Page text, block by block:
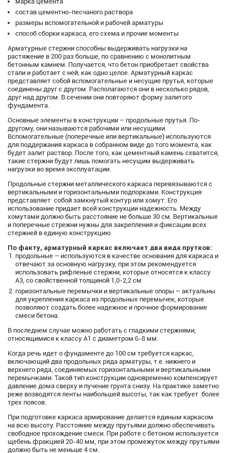
состав цементно-песчаного раствора
размеры вспомогательной и рабочей арматуры
способ сборки каркаса, его схема и прочие моменты
Арматурные стержни способны выдерживать нагрузки на
растяжение в 200 раз больше, по сравнению с монолитным
бетонным камнем. Получается, что бетон приобретает свойства
стали и работает с ней, как одно целое. Арматурный каркас
представляет собой вспомогательные и несущие прутья, которые
соединены друг с другом. Располагаются они в несколько рядов,
друг над другом. В сечении они повторяют форму залитого
фундамента.
Основные элементы в конструкции – продольные прутья. По-
другому, они называются рабочими или несущими.
Вспомогательные (поперечные или вертикальные) используются
для поддержания каркаса в собранном виде до того момента, как
будет залит раствор. После того, как цементный камень схватится,
такие стержни будут лишь помогать несущим выдерживать
нагрузки во время эксплуатации.
Продольные стержни металлического каркаса перевязываются с
вертикальными и горизонтальными подпорками. Конструкция
представляет собой замкнутый контур или хомут. Его
использование придает всей конструкции надежность. Между
хомутами должно быть расстояние не больше 30 см. Вертикальные
и поперечные стрежни нужны для закрепления и фиксации всех
стержней в единую конструкцию.
По факту, арматурный каркас включает два вида прутков:
продольные – используются в качестве основания для каркаса и
отвечают за основную нагрузку, при этом рекомендуется
использовать рифленые стержни, которые относятся к классу
А3, со свойственной толщиной 1,0-2,2 см
горизонтальные перемычки и вертикальные опоры – актуальны
для укрепления каркаса из продольных перемычек, которые
позволяют создать более надежное и прочное формирование
смеси бетона.
В последнем случае можно работать с гладкими стержнями,
относящимися к классу А1 с диаметром 6-8 мм.
Когда речь идет о фундаменте до 100 см требуется каркас,
включающий два продольных ряда арматуры, т.е. нижнего и
верхнего ряда, соединяемых горизонтальными и вертикальными
перемычками. Такой тип конструкции одновременно компенсирует
давление дома сверху и пучение грунта снизу. На практике заметно
реже возводятся ленты наибольшей высоты, так как требует более
трех поясов.
При подготовке каркаса армирование делается единым каркасом
на всю высоту. Расстояние между прутьями должно обеспечивать
свободное прохождение смеси. При работе с бетоном используется
щебень фракцией 20-40 мм, при этом промежуток между прутьями
должно быть не меньше 4 см.